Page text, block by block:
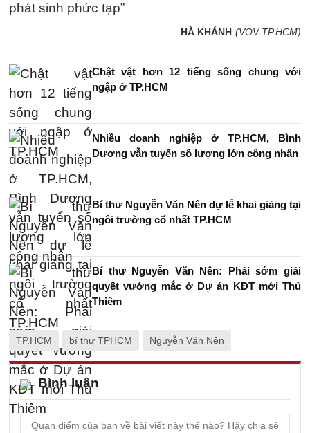
phát sinh phức tạp”
HÀ KHÁNH (VOV-TP.HCM)
Chật vật hơn 12 tiếng sống chung với
ngập ở TP.HCM
Nhiều doanh nghiệp ở TP.HCM, Bình
Dương vẫn tuyển số lượng lớn công nhân
Bí thư Nguyễn Văn Nên dự lễ khai giảng tại
ngôi trường cổ nhất TP.HCM
Bí thư Nguyễn Văn Nên: Phải sớm giải
quyết vướng mắc ở Dự án KĐT mới Thủ
Thiêm
TP.HCM bí thư TPHCM Nguyễn Văn Nên
Bình luận